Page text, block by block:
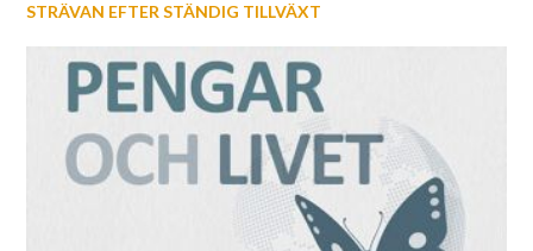
STRÄVAN EFTER STÄNDIG TILLVÄXT